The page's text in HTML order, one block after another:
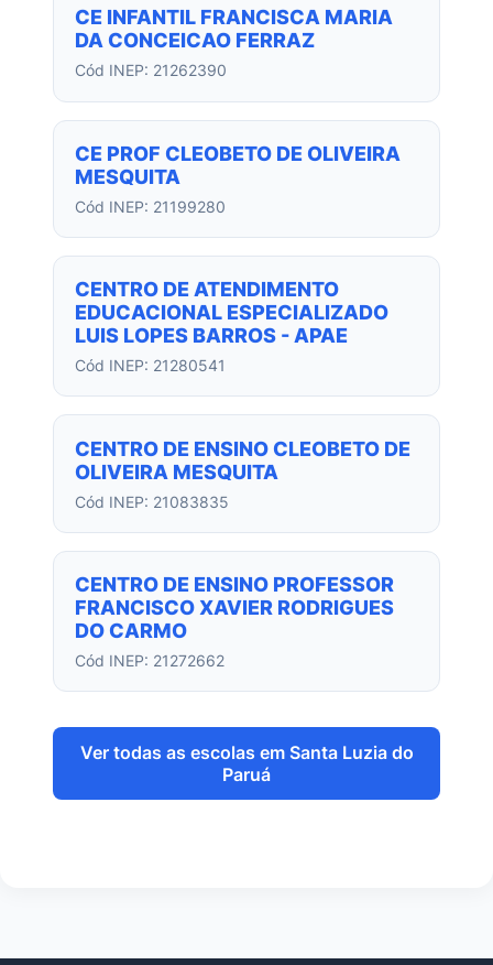
CE INFANTIL FRANCISCA MARIA
DA CONCEICAO FERRAZ
Cód INEP: 21262390
CE PROF CLEOBETO DE OLIVEIRA
MESQUITA
Cód INEP: 21199280
CENTRO DE ATENDIMENTO
EDUCACIONAL ESPECIALIZADO
LUIS LOPES BARROS - APAE
Cód INEP: 21280541
CENTRO DE ENSINO CLEOBETO DE
OLIVEIRA MESQUITA
Cód INEP: 21083835
CENTRO DE ENSINO PROFESSOR
FRANCISCO XAVIER RODRIGUES
DO CARMO
Cód INEP: 21272662
Ver todas as escolas em Santa Luzia do
Paruá